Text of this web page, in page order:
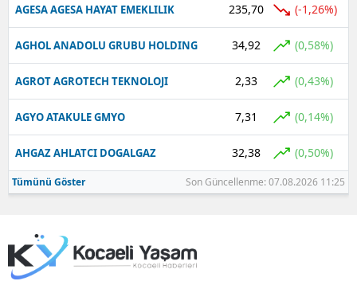
AGESA AGESA HAYAT EMEKLILIK 235,70 (-1,26%)
AGHOL ANADOLU GRUBU HOLDING 34,92 (0,58%)
AGROT AGROTECH TEKNOLOJI 2,33 (0,43%)
AGYO ATAKULE GMYO 7,31 (0,14%)
AHGAZ AHLATCI DOGALGAZ 32,38 (0,50%)
Tümünü Göster Son Güncellenme: 07.08.2026 11:25